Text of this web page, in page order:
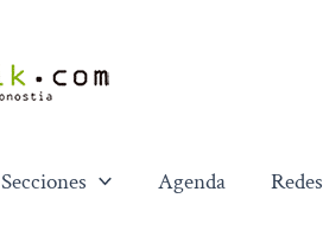
Secciones Agenda Redes